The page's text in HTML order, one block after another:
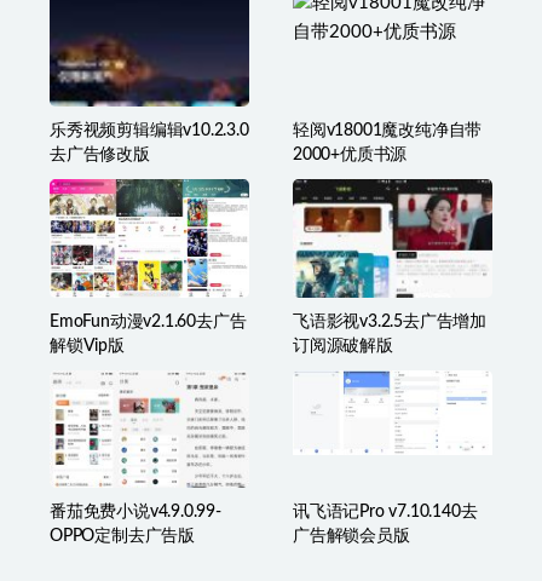
乐秀视频剪辑编辑v10.2.3.0
去广告修改版
轻阅v18001魔改纯净自带
2000+优质书源
EmoFun动漫v2.1.60去广告
解锁Vip版
飞语影视v3.2.5去广告增加
订阅源破解版
番茄免费小说v4.9.0.99-
OPPO定制去广告版
讯飞语记Pro v7.10.140去
广告解锁会员版